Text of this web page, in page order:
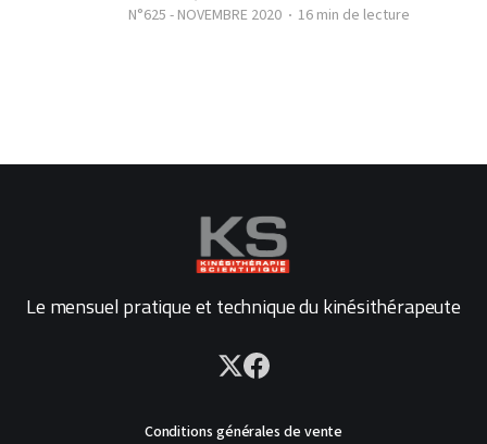
N°625 - NOVEMBRE 2020 16 min de lecture
Le mensuel pratique et technique du kinésithérapeute
Conditions générales de vente